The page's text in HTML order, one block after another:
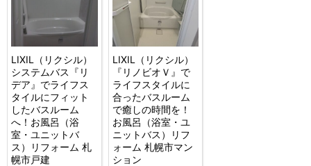
LIXIL（リクシル）
システムバス『リ
デア』でライフス
タイルにフィット
したバスルーム
へ！お風呂（浴
室・ユニットバ
ス）リフォーム 札
幌市戸建
LIXIL（リクシル）
『リノビオＶ』で
ライフスタイルに
合ったバスルーム
で癒しの時間を！
お風呂（浴室・ユ
ニットバス）リフ
ォーム 札幌市マン
ション